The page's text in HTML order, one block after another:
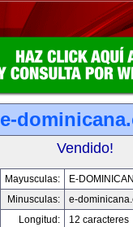
e-
Vendido!
Mayusculas:
E-
Minusculas:
e-
Longitud:
12 caracteres